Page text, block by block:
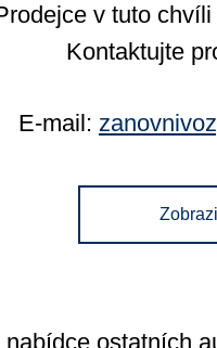
v tuto
Kontaktujte
E-mail:
ostatních